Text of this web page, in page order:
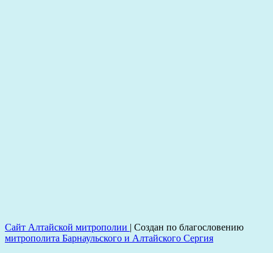
Сайт Алтайской митрополии | Создан по благословению
митрополита Барнаульского и Алтайского Сергия